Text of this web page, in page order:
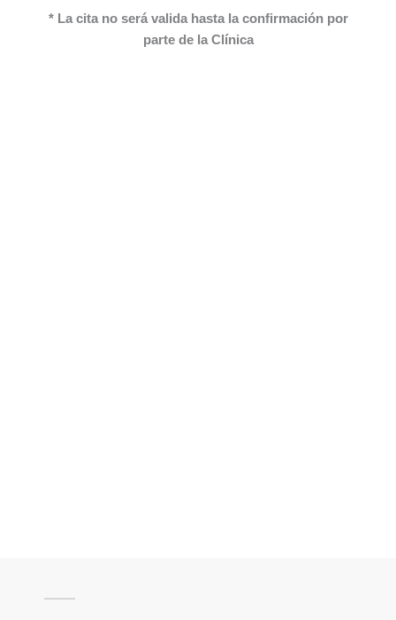
* La cita no será valida hasta la confirmación por
parte de la Clínica